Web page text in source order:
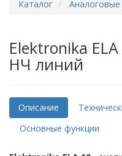
Каталог
Elektronika
НЧ линий
Описание
Основные функции